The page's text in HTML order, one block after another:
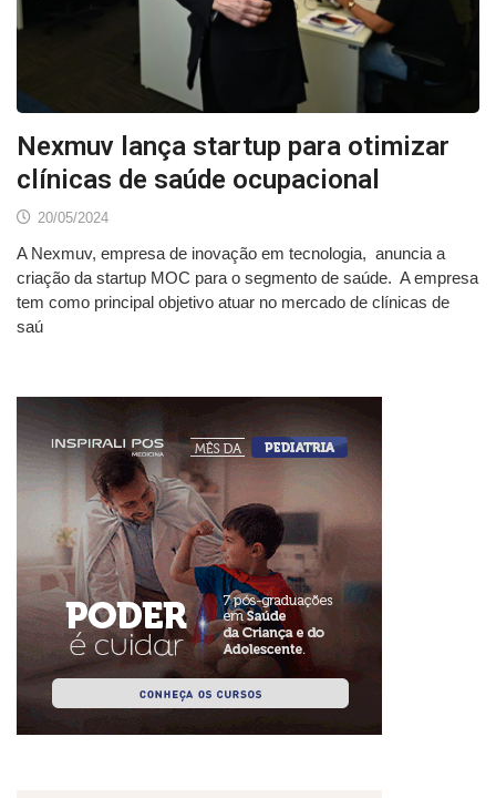
Nexmuv lança startup para otimizar
clínicas de saúde ocupacional
20/05/2024
A Nexmuv, empresa de inovação em tecnologia, anuncia a
criação da startup MOC para o segmento de saúde. A empresa
tem como principal objetivo atuar no mercado de clínicas de
saú